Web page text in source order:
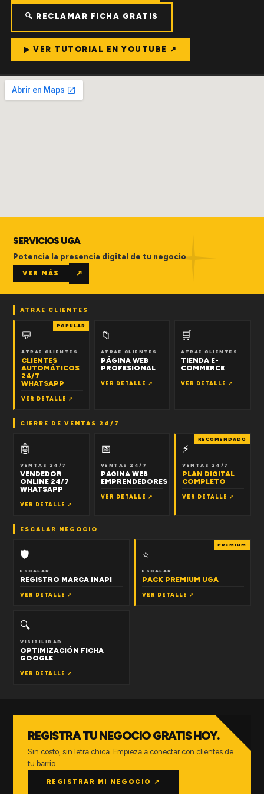
🔍 RECLAMAR FICHA GRATIS
▶ VER TUTORIAL EN YOUTUBE ↗
SERVICIOS UGA
Potencia la presencia digital de tu negocio
VER MÁS ↗
ATRAE CLIENTES
POPULAR
💬
ATRAE CLIENTES
CLIENTES
AUTOMÁTICOS
24/7
WHATSAPP
VER DETALLE ↗
📁
ATRAE CLIENTES
PÁGINA WEB
PROFESIONAL
VER DETALLE ↗
🛒
ATRAE CLIENTES
TIENDA E-
COMMERCE
VER DETALLE ↗
CIERRE DE VENTAS 24/7
🤖
VENTAS 24/7
VENDEDOR
ONLINE 24/7
WHATSAPP
VER DETALLE ↗
📅
VENTAS 24/7
PAGINA WEB
EMPRENDEDORES
VER DETALLE ↗
RECOMENDADO
⚡
VENTAS 24/7
PLAN DIGITAL
COMPLETO
VER DETALLE ↗
ESCALAR NEGOCIO
🛡
ESCALAR
REGISTRO MARCA INAPI
VER DETALLE ↗
PREMIUM
⭐
ESCALAR
PACK PREMIUM UGA
VER DETALLE ↗
🔍
VISIBILIDAD
OPTIMIZACIÓN FICHA
GOOGLE
VER DETALLE ↗
REGISTRA TU NEGOCIO GRATIS HOY.
Sin costo, sin letra chica. Empieza a conectar con clientes de
tu barrio.
REGISTRAR MI NEGOCIO ↗